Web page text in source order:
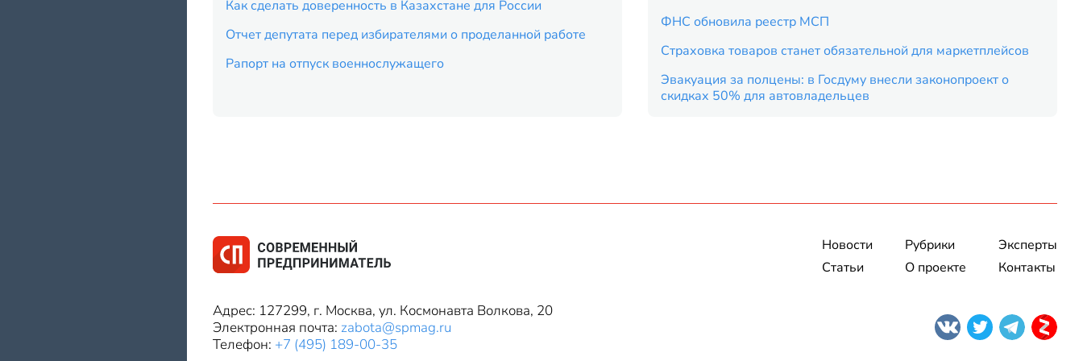
Как сделать доверенность в Казахстане для России
Отчет депутата перед избирателями о проделанной работе
Рапорт на отпуск военнослужащего
ФНС обновила реестр МСП
Страховка товаров станет обязательной для маркетплейсов
Эвакуация за полцены: в Госдуму внесли законопроект о
скидках 50% для автовладельцев
Новости
Статьи
Рубрики
О проекте
Эксперты
Контакты
Адрес: 127299, г. Москва, ул. Космонавта Волкова, 20
Электронная почта: zabota@spmag.ru
Телефон: +7 (495) 189-00-35